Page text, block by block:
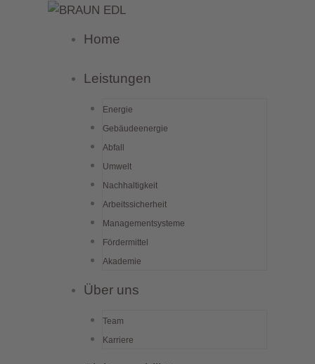
Home
Leistungen
Energie
Gebäudeenergie
Abfall
Umwelt
Nachhaltigkeit
Arbeitssicherheit
Managementsysteme
Fördermittel
Akademie
Über uns
Team
Karriere